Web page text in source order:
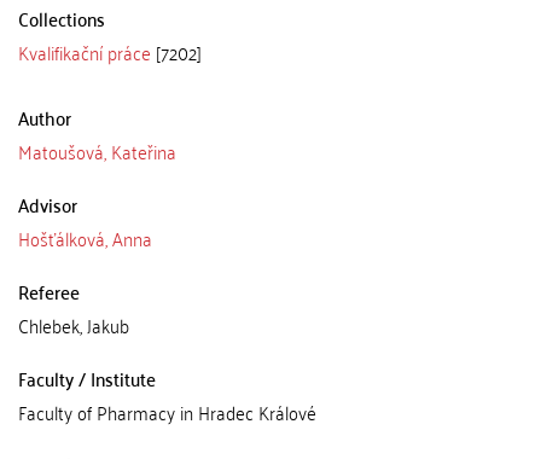
Collections
Kvalifikační práce [7202]
Author
Matoušová, Kateřina
Advisor
Hošťálková, Anna
Referee
Chlebek, Jakub
Faculty / Institute
Faculty of Pharmacy in Hradec Králové